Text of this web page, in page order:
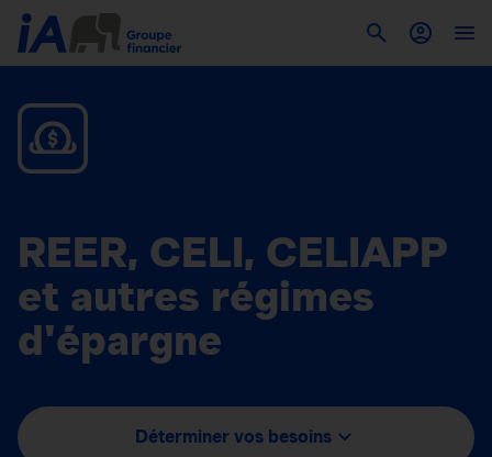
REER, CELI, CELIAPP
et autres régimes
d'épargne
Déterminer vos besoins